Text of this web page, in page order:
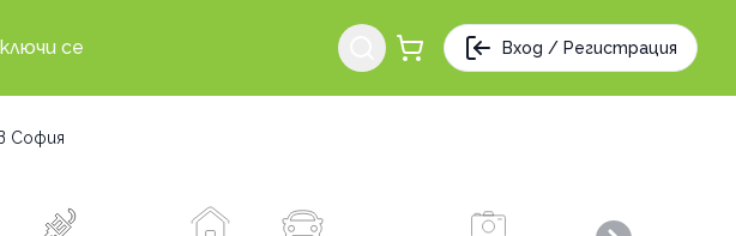
се Вход / Регистрация
София